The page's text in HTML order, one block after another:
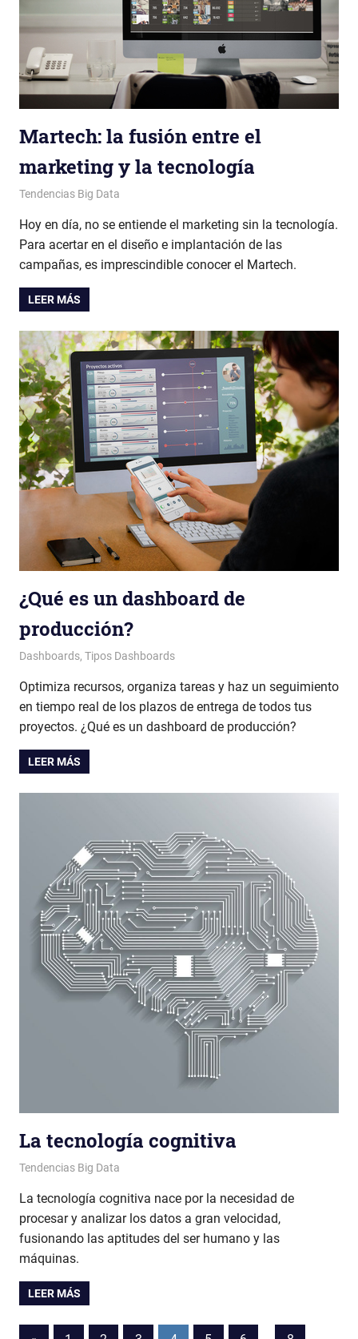
Martech: la fusión entre el
marketing y la tecnología
Patricia Nuño
Tendencias Big Data
Hoy en día, no se entiende el marketing sin la tecnología.
Para acertar en el diseño e implantación de las
campañas, es imprescindible conocer el Martech.
LEER MÁS
¿Qué es un dashboard de
producción?
Patricia Nuño
Dashboards, Tipos Dashboards
Optimiza recursos, organiza tareas y haz un seguimiento
en tiempo real de los plazos de entrega de todos tus
proyectos. ¿Qué es un dashboard de producción?
LEER MÁS
La tecnología cognitiva
Patricia Nuño
Tendencias Big Data
La tecnología cognitiva nace por la necesidad de
procesar y analizar los datos a gran velocidad,
fusionando las aptitudes del ser humano y las
máquinas.
LEER MÁS